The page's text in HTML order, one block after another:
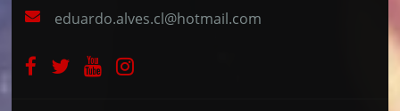
eduardo.alves.cl@hotmail.com